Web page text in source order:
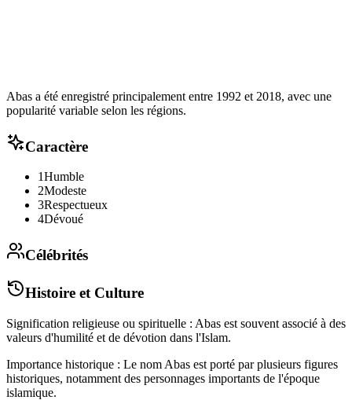
Abas a été enregistré principalement entre 1992 et 2018, avec une
popularité variable selon les régions.
Caractère
1Humble
2Modeste
3Respectueux
4Dévoué
Célébrités
Histoire et Culture
Signification religieuse ou spirituelle : Abas est souvent associé à des
valeurs d'humilité et de dévotion dans l'Islam.
Importance historique : Le nom Abas est porté par plusieurs figures
historiques, notamment des personnages importants de l'époque
islamique.